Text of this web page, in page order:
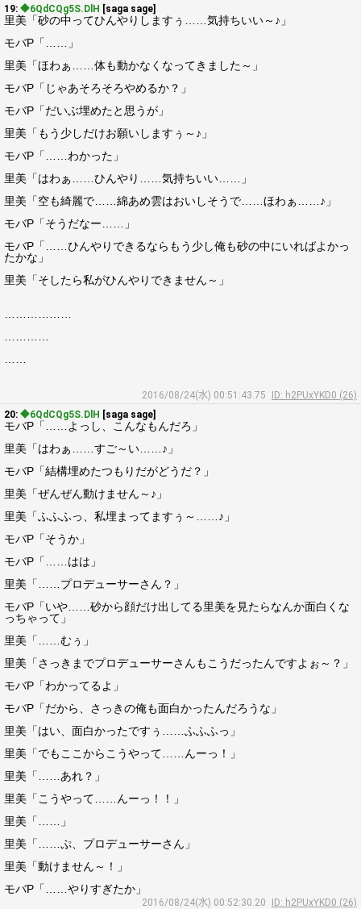
19: ◆6QdCQg5S.DlH [saga sage]
里美「砂の中ってひんやりしますぅ……気持ちいい～♪」
モバP「……」
里美「ほわぁ……体も動かなくなってきました～」
モバP「じゃあそろそろやめるか？」
モバP「だいぶ埋めたと思うが」
里美「もう少しだけお願いしますぅ～♪」
モバP「……わかった」
里美「はわぁ……ひんやり……気持ちいい……」
里美「空も綺麗で……綿あめ雲はおいしそうで……ほわぁ……♪」
モバP「そうだなー……」
モバP「……ひんやりできるならもう少し俺も砂の中にいればよかっ
たかな」
里美「そしたら私がひんやりできません～」
2016/08/24(水) 00:51:43.75
ID: h2PUxYKD0 (26)
20: ◆6QdCQg5S.DlH [saga sage]
モバP「……よっし、こんなもんだろ」
里美「はわぁ……すご～い……♪」
モバP「結構埋めたつもりだがどうだ？」
里美「ぜんぜん動けません～♪」
里美「ふふふっ、私埋まってますぅ～……♪」
モバP「そうか」
モバP「……はは」
里美「……プロデューサーさん？」
モバP「いや……砂から顔だけ出してる里美を見たらなんか面白くな
っちゃって」
里美「……むぅ」
里美「さっきまでプロデューサーさんもこうだったんですよぉ～？」
モバP「わかってるよ」
モバP「だから、さっきの俺も面白かったんだろうな」
里美「はい、面白かったですぅ……ふふふっ」
里美「でもここからこうやって……んーっ！」
里美「……あれ？」
里美「こうやって……んーっ！！」
里美「……」
里美「……ぷ、プロデューサーさん」
里美「動けません～！」
モバP「……やりすぎたか」
2016/08/24(水) 00:52:30.20
ID: h2PUxYKD0 (26)